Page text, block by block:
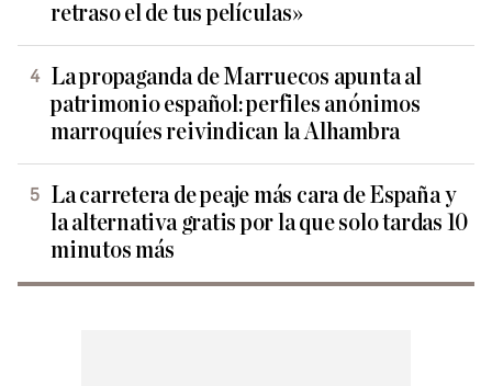
retraso el de tus películas»
La propaganda de Marruecos apunta al
patrimonio español: perfiles anónimos
marroquíes reivindican la Alhambra
La carretera de peaje más cara de España y
la alternativa gratis por la que solo tardas 10
minutos más